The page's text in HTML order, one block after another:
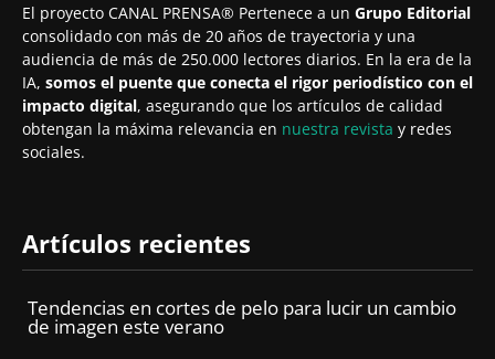
El proyecto CANAL PRENSA® Pertenece a un Grupo Editorial
consolidado con más de 20 años de trayectoria y una
audiencia de más de 250.000 lectores diarios. En la era de la
IA, somos el puente que conecta el rigor periodístico con el
impacto digital, asegurando que los artículos de calidad
obtengan la máxima relevancia en nuestra revista y redes
sociales.
Artículos recientes
Tendencias en cortes de pelo para lucir un cambio
de imagen este verano